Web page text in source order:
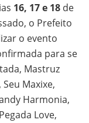
16, 17 e 18 de
o Prefeito
o evento
para se
Mastruz
Maxixe,
Harmonia,
Love,